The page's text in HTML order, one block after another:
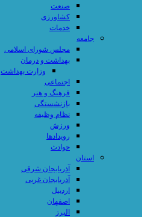
صنعت
کشاورزی
خدمات
جامعه
مجلس شورای اسلامی
بهداشت و درمان
وزارت بهداشت
اجتماعی
فرهنگ و هنر
بازنشستگی
نظام وظیفه
ورزش
رویدادها
حوادث
استان
آذربایجان شرقی
آذربایجان غربی
اردبیل
اصفهان
البرز